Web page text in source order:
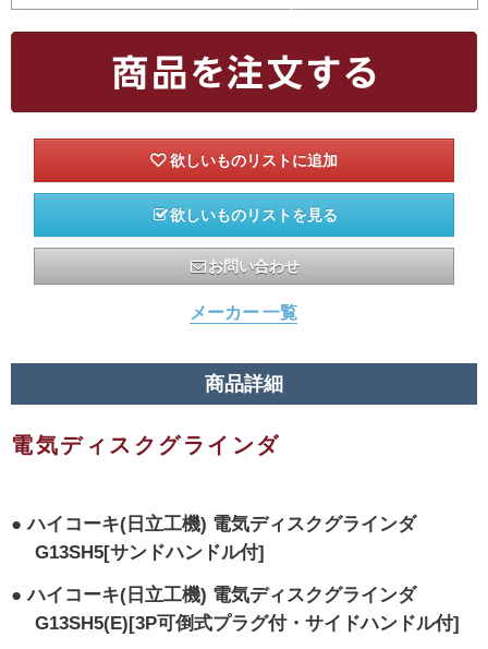
欲しいものリストを見る
お問い合わせ
メーカー 一覧
商品詳細
電気ディスクグラインダ
ハイコーキ(日立工機) 電気ディスクグラインダ
G13SH5[サンドハンドル付]
ハイコーキ(日立工機) 電気ディスクグラインダ
G13SH5(E)[3P可倒式プラグ付・サイドハンドル付]